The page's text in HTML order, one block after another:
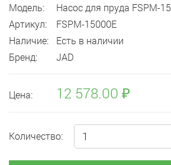
Модель:
Насос для пруда FSPM-
Артикул:
FSPM-15000E
Наличие:
Есть в наличии
Бренд:
JAD
Цена: 12 578.00 ₽
Количество: